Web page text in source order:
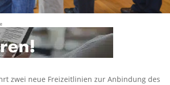
zwei neue Freizeitlinien zur Anbindung des